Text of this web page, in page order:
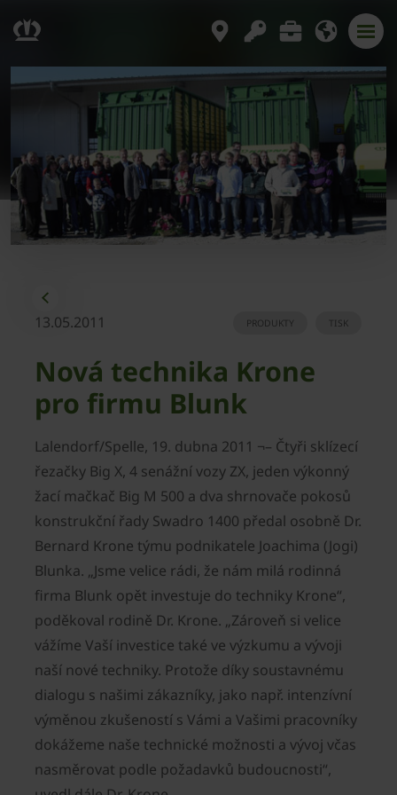
13.05.2011 TISK
PRODUKTY
Nová technika Krone
pro firmu Blunk
Lalendorf/Spelle, 19. dubna 2011 ¬– Čtyři sklízecí
řezačky Big X, 4 senážní vozy ZX, jeden výkonný
žací mačkač Big M 500 a dva shrnovače pokosů
konstrukční řady Swadro 1400 předal osobně Dr.
Bernard Krone týmu podnikatele Joachima (Jogi)
Blunka. „Jsme velice rádi, že nám milá rodinná
firma Blunk opět investuje do techniky Krone“,
poděkoval rodině Dr. Krone. „Zároveň si velice
vážíme Vaší investice také ve výzkumu a vývoji
naší nové techniky. Protože díky soustavnému
dialogu s našimi zákazníky, jako např. intenzívní
výměnou zkušeností s Vámi a Vašimi pracovníky
dokážeme naše technické možnosti a vývoj včas
nasměrovat podle požadavků budoucnosti“,